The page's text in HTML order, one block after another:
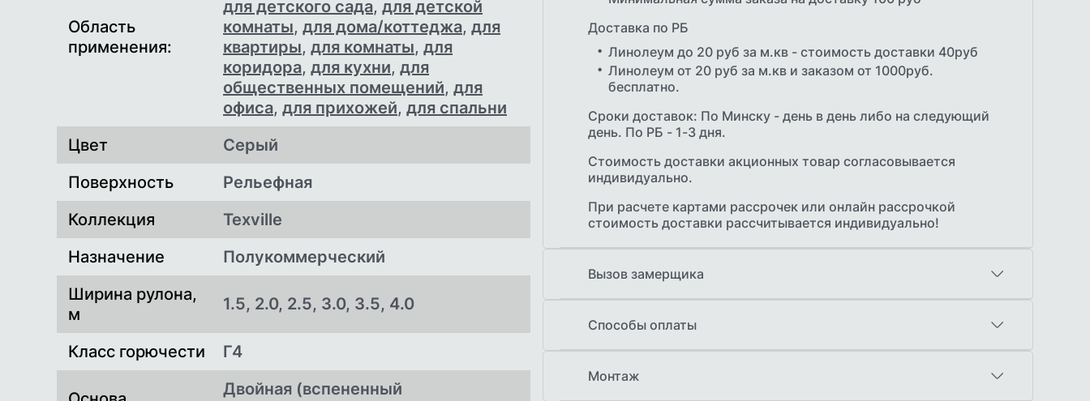
Область
применения:
для детского сада, для детской
комнаты, для дома/коттеджа, для
квартиры, для комнаты, для
коридора, для кухни, для
общественных помещений, для
офиса, для прихожей, для спальни
Цвет
Серый
Поверхность
Рельефная
Коллекция
Texville
Назначение
Полукоммерческий
Ширина рулона,
м
1.5, 2.0, 2.5, 3.0, 3.5, 4.0
Класс горючести Г4
Двойная (вспененный
Доставка по РБ
Линолеум до 20 руб за м.кв - стоимость доставки 40руб
Линолеум от 20 руб за м.кв и заказом от 1000руб.
бесплатно.
Сроки доставок: По Минску - день в день либо на следующий
день. По РБ - 1-3 дня.
Стоимость доставки акционных товар согласовывается
индивидуально.
При расчете картами рассрочек или онлайн рассрочкой
стоимость доставки рассчитывается индивидуально!
Вызов замерщика
продукции при заказе от 50 м.кв. Стоимость 20р
Способы оплаты
Банковской картой через ЕРИП
Монтаж